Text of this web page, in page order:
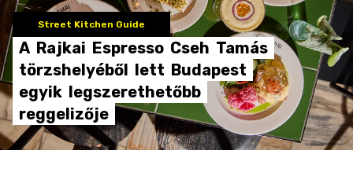
Street Kitchen Guide
A Rajkai Espresso Cseh Tamás
törzshelyéből lett Budapest
egyik legszerethetőbb
reggelizője